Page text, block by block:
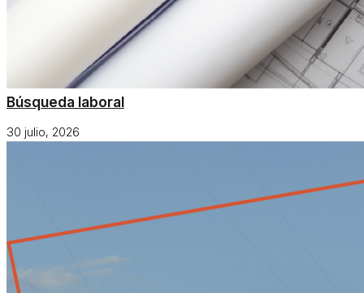
Búsqueda laboral
30 julio, 2026